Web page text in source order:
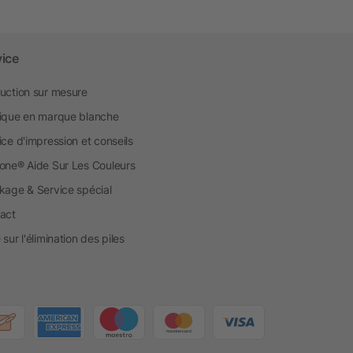
sur mesure
en marque blanche
d'impression et conseils
Aide Sur Les Couleurs
& Service spécial
l'élimination des piles